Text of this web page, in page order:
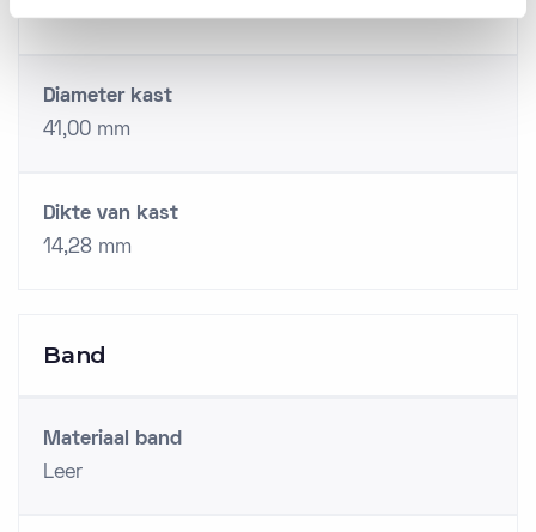
Diameter kast
41,00 mm
Dikte van kast
14,28 mm
Band
Materiaal band
Leer